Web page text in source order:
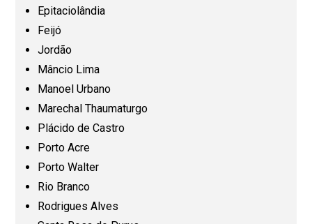
Epitaciolândia
Feijó
Jordão
Mâncio Lima
Manoel Urbano
Marechal Thaumaturgo
Plácido de Castro
Porto Acre
Porto Walter
Rio Branco
Rodrigues Alves